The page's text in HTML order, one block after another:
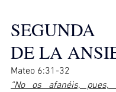
SEGUNDA
DE LA
Mateo 6:31-32
“No os afanéis, pues,